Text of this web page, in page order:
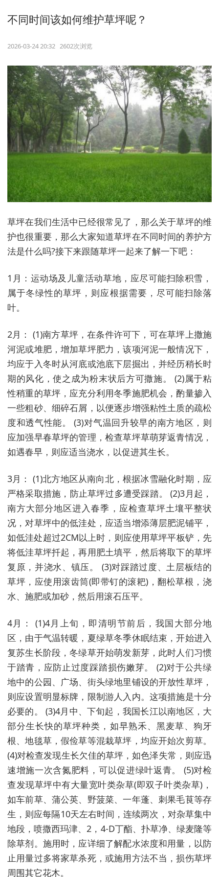
不同时间该如何维护草坪呢？
2026-03-24 20:32 2602次浏览
草坪在我们生活中已经很常见了，那么关于草坪的维
护也很重要，那么大家知道草坪在不同时间的养护方
法是什么吗?接下来跟随草坪一起来了解一下吧：
1月：运动场及儿童活动草地，应尽可能扫除积雪，
属于冬绿性的草坪，则应根据需要，尽可能扫除落
叶。
2月： (1)南方草坪，在条件许可下，可在草坪上撒施
河泥或堆肥，增加草坪肥力，该项河泥一般情况下，
均应于入冬时从河底或池底下层掘出，并经历稍长时
期的风化，使之成为粉末状后方可撒施。 (2)属于粘
性稍重的草坪，应充分利用冬季施肥机会，酌量掺入
一些粗砂、细碎石屑，以便逐步增强粘性土质的疏松
度和透气性能。 (3)对气温回升较早的南方地区，则
应加强早春草坪的管理，检查草坪草萌芽返青情况，
如遇春早，则应适当浇水，以促进其生长。
3月： (1)北方地区从南向北，根据冰雪融化时期，应
严格采取措施，防止草坪过多遭受踩踏。 (2)3月起，
南方大部分地区进入春季，应检查草坪土壤平整状
况，对草坪中的低洼处，应适当增添薄层肥泥铺平，
如低洼处超过2CM以上时，则应使用草坪平板铲，先
将低洼草坪扦起，再用肥土填平，然后将取下的草坪
复原，并浇水、镇压。 (3)对踩踏过度、土层板结的
草坪，应使用滚齿筒(即带钉的滚耙)，翻松草根，浇
水、施肥或加砂，然后用滚石压平。
4月： (1)4月上旬，即清明节前后，我国大部分地
区，由于气温转暖，夏绿草冬季休眠结束，开始进入
复苏生长阶段，冬绿草开始萌发新芽，此时人们习惯
于踏青，应防止过度踩踏损伤嫩芽。 (2)对于公共绿
地中的公园、广场、街头绿地里铺设的开放性草坪，
则应设置明显标牌，限制游人入内。这项措施是十分
必要的。 (3)4月中、下旬起，我国长江以南地区，大
部分生长快的草坪种类，如早熟禾、黑麦草、狗牙
根、地毯草，假俭草等混栽草坪，均应开始次剪草。
(4)对检查发现生长欠佳的草坪，如色泽失常，则应迅
速增施一次含氮肥料，可以促进绿叶返青。 (5)对检
查发现草坪中有大量宽叶类杂草(即双子叶类杂草)，
如车前草、蒲公英、野菠菜、一年蓬、刺果毛茛等存
生，则应每隔10天左右时间，连续两次，对杂草集中
地段，喷撒西玛津、2，4-D丁酯、扑草净、绿麦隆等
除草剂。施用时，应详细了解配水浓度和用量，以防
止用量过多将家草杀死，或施用方法不当，损伤草坪
周围其它花木。